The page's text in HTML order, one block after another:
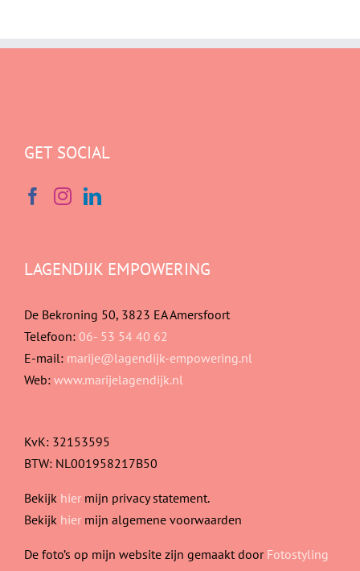
GET SOCIAL
LAGENDIJK EMPOWERING
De Bekroning 50, 3823 EA Amersfoort
Telefoon: 06- 53 54 40 62
E-mail: marije@lagendijk-empowering.nl
Web: www.marijelagendijk.nl
KvK: 32153595
BTW: NL001958217B50
Bekijk hier mijn privacy statement.
Bekijk hier mijn algemene voorwaarden
De foto’s op mijn website zijn gemaakt door Fotostyling